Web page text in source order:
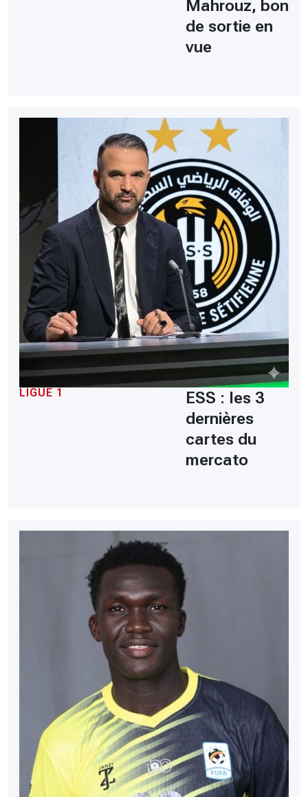
Mahrouz, bon
de sortie en
vue
LIGUE 1
ESS : les 3
dernières
cartes du
mercato